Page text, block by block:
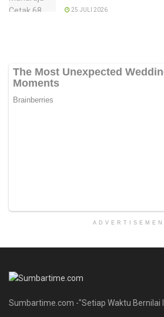
25 JULI 2026
Sumbartime.com -"Setiap Waktu Bernilai